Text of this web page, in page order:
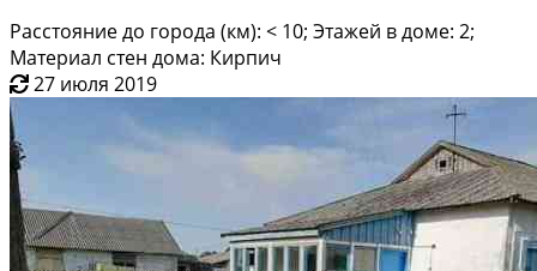
Расстояние до города (км): < 10; Этажей в доме: 2;
Материал стен дома: Кирпич
27 июля 2019